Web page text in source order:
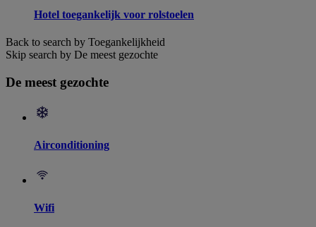
Hotel toegankelijk voor rolstoelen
Back to search by Toegankelijkheid
Skip search by De meest gezochte
De meest gezochte
Airconditioning
Wifi